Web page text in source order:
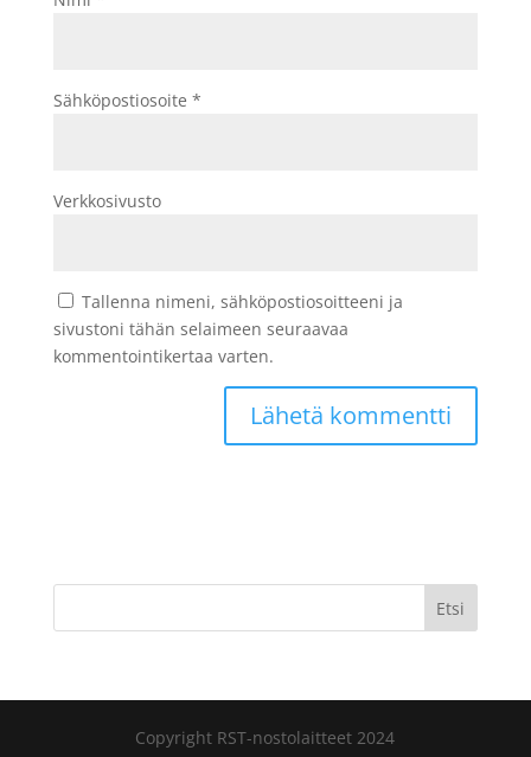
Sähköpostiosoite *
Verkkosivusto
Tallenna nimeni, sähköpostiosoitteeni ja
sivustoni tähän selaimeen seuraavaa
kommentointikertaa varten.
Etsi
Copyright RST-nostolaitteet 2024